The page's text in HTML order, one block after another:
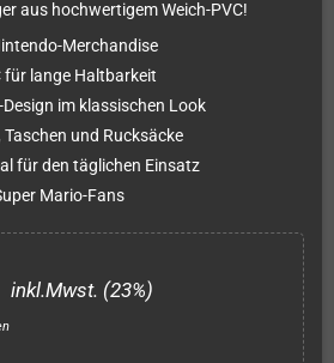
aus hochwertigem Weich-PVC!
Merchandise
für lange Haltbarkeit
im klassischen Look
und Rucksäcke
für den täglichen Einsatz
Mario-Fans
inkl.Mwst. (23%)